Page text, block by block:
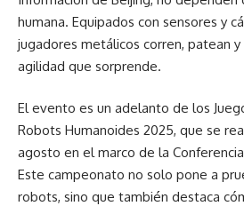
humana. Equipados con sensores y
jugadores metálicos corren, patean
agilidad que sorprende.
El evento es un adelanto de los
Robots Humanoides 2025, que se
agosto en el marco de la
Este campeonato no solo pone a
robots, sino que también destaca